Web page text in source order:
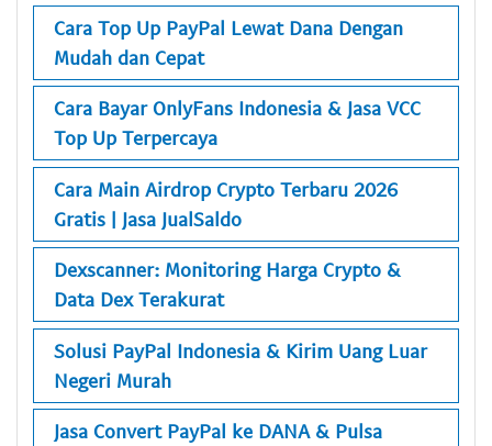
Cara Top Up PayPal Lewat Dana Dengan
Mudah dan Cepat
Cara Bayar OnlyFans Indonesia & Jasa VCC
Top Up Terpercaya
Cara Main Airdrop Crypto Terbaru 2026
Gratis | Jasa JualSaldo
Dexscanner: Monitoring Harga Crypto &
Data Dex Terakurat
Solusi PayPal Indonesia & Kirim Uang Luar
Negeri Murah
Jasa Convert PayPal ke DANA & Pulsa